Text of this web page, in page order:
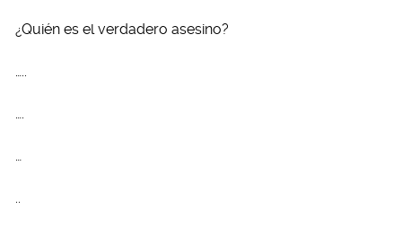
¿Quién es el verdadero asesino?
…..
….
…
..